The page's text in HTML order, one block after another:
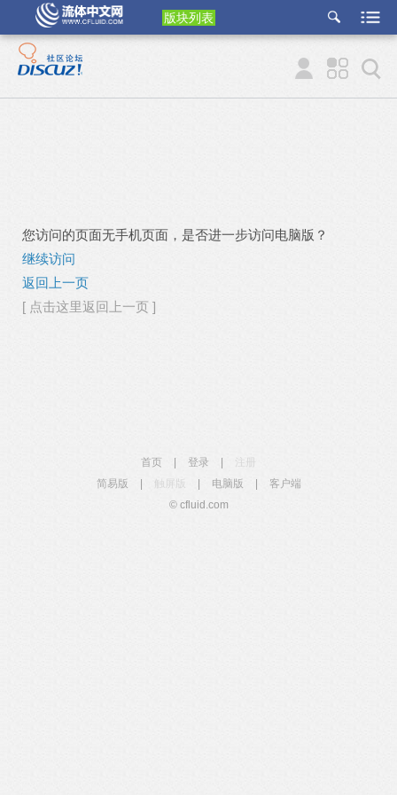
版块列表
etu
p
您访问的页面无手机页面，是否进一步访问电脑版？
继续访问
返回上一页
[ 点击这里返回上一页 ]
首页 登录
简易版
触屏版 电脑版
客户端
© cfluid.com